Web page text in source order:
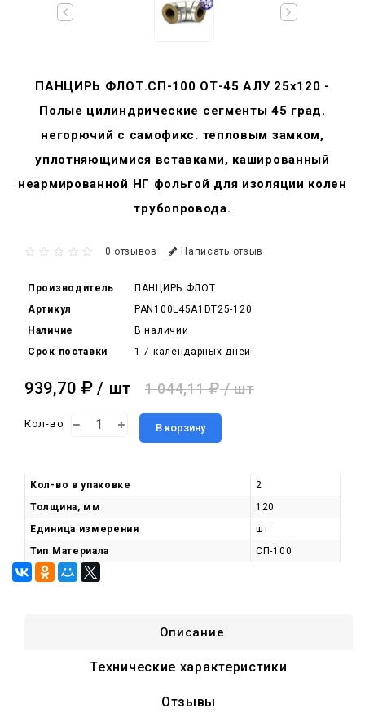
ПАНЦИРЬ ФЛОТ.СП-100 ОТ-45 АЛУ 25x120 -
Полые цилиндрические сегменты 45 град.
негорючий c самофикс. тепловым замком,
уплотняющимися вставками, кашированный
неармированной НГ фольгой для изоляции колен
трубопровода.
0 отзывов Написать отзыв
Производитель
ПАНЦИРЬ.ФЛОТ
Артикул
PAN100L45A1DT25-120
Наличие
В наличии
Срок поставки
1-7 календарных дней
939,70 / шт 1 044,11 / шт
Кол-во В корзину
Кол-во в упаковке
2
Толщина, мм
120
Единица измерения
шт
Тип Материала
СП-100
Описание
Технические характеристики
Отзывы